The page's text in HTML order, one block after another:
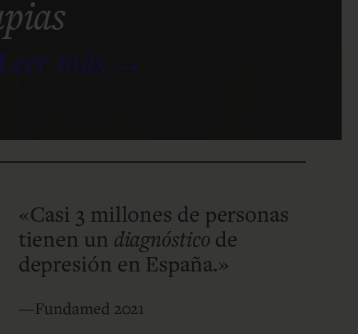
más
«Casi 3 millones de personas
tienen un diagnóstico de
depresión en España.»
—Fundamed 2021